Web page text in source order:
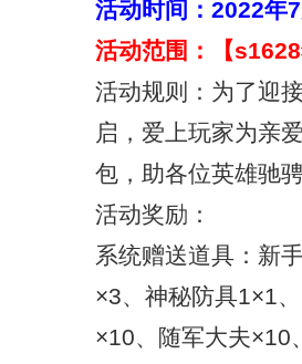
活动时间：2022年
活动范围：【
活动规则：为了迎
启，爱上玩家为亲
包，助各位英雄驰
活动奖励：
系统赠送道具：新
×3、神秘防具1×1
×10、随军大夫×10